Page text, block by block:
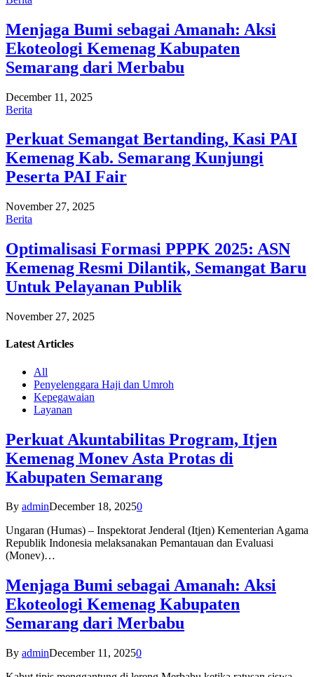
Menjaga Bumi sebagai Amanah: Aksi
Ekoteologi Kemenag Kabupaten
Semarang dari Merbabu
December 11, 2025
Berita
Perkuat Semangat Bertanding, Kasi PAI
Kemenag Kab. Semarang Kunjungi
Peserta PAI Fair
November 27, 2025
Berita
Optimalisasi Formasi PPPK 2025: ASN
Kemenag Resmi Dilantik, Semangat Baru
Untuk Pelayanan Publik
November 27, 2025
Latest Articles
All
Penyelenggara Haji dan Umroh
Kepegawaian
Layanan
Perkuat Akuntabilitas Program, Itjen
Kemenag Monev Asta Protas di
Kabupaten Semarang
By adminDecember 18, 20250
Ungaran (Humas) – Inspektorat Jenderal (Itjen) Kementerian Agama
Republik Indonesia melaksanakan Pemantauan dan Evaluasi
(Monev)…
Menjaga Bumi sebagai Amanah: Aksi
Ekoteologi Kemenag Kabupaten
Semarang dari Merbabu
By adminDecember 11, 20250